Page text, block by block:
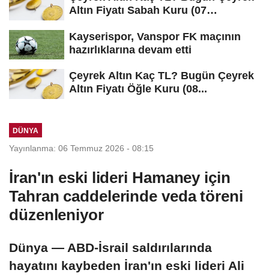
Altın Fiyatı Sabah Kuru (07
Kayserispor, Vanspor FK maçının
hazırlıklarına devam etti
Çeyrek Altın Kaç TL? Bugün Çeyrek
Altın Fiyatı Öğle Kuru (08...
DÜNYA
Yayınlanma: 06 Temmuz 2026 - 08:15
İran'ın eski lideri Hamaney için
Tahran caddelerinde veda töreni
düzenleniyor
Dünya — ABD-İsrail saldırılarında
hayatını kaybeden İran'ın eski lideri Ali